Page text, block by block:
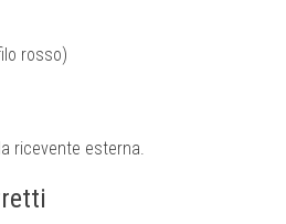
rosso)
ricevente esterna.